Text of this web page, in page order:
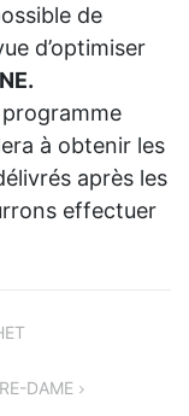
de
d’optimiser
à obtenir les
après les
effectuer
DAME